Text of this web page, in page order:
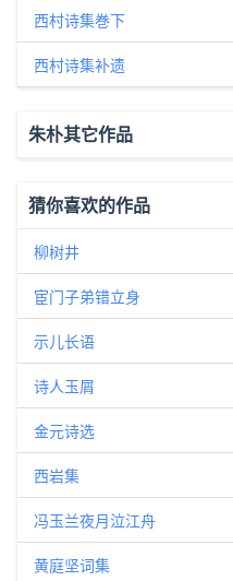
西村诗集巻下
西村诗集补遗
朱朴其它作品
猜你喜欢的作品
柳树井
宦门子弟错立身
示儿长语
诗人玉屑
金元诗选
西岩集
冯玉兰夜月泣江舟
黄庭坚词集